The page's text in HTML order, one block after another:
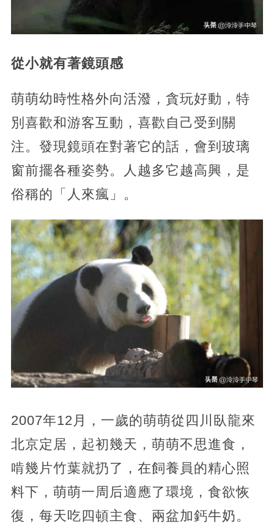
從小就有著鏡頭感
萌萌幼時性格外向活潑，貪玩好動，特
別喜歡和游客互動，喜歡自己受到關
注。發現鏡頭在對著它的話，會到玻璃
窗前擺各種姿勢。人越多它越高興，是
俗稱的「人來瘋」。
2007年12月，一歲的萌萌從四川臥龍來
北京定居，起初幾天，萌萌不思進食，
啃幾片竹葉就扔了，在飼養員的精心照
料下，萌萌一周后適應了環境，食欲恢
復，每天吃四頓主食、兩盆加鈣牛奶。